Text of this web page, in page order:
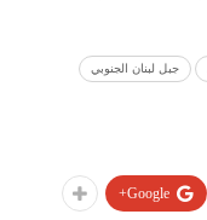
جبل لبنان الجنوبي
Google+